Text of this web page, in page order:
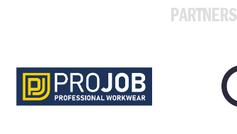
PARTNERS